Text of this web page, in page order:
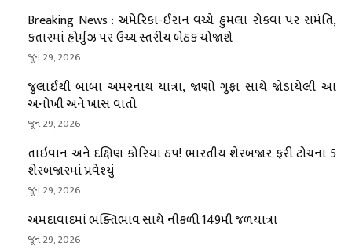
Breaking News : અમેરિકા-ઈરાન વચ્ચે હુમલા રોકવા પર સમંતિ,
કતારમાં હોર્મુઝ પર ઉચ્ચ સ્તરીય બેઠક યોજાશે
જૂન 29, 2026
જુલાઈથી બાબા અમરનાથ યાત્રા, જાણો ગુફા સાથે જોડાયેલી આ
અનોખી અને ખાસ વાતો
જૂન 29, 2026
તાઇવાન અને દક્ષિણ કોરિયા ઠપ! ભારતીય શેરબજાર ફરી ટોચના 5
શેરબજારમાં પ્રવેશ્યું
જૂન 29, 2026
અમદાવાદમાં ભક્તિભાવ સાથે નીકળી 149મી જળયાત્રા
જૂન 29, 2026